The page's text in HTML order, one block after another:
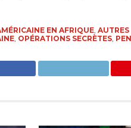
EN AFRIQUE, AUTRES
, OPÉRATIONS SECRÈTES,